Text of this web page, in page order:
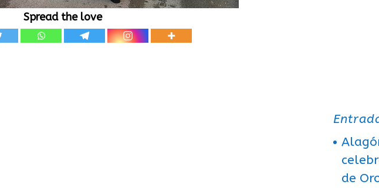
Spread the love
de